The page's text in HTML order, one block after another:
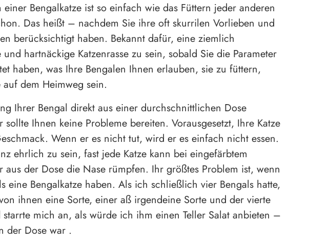
einer Bengalkatze ist so einfach wie das Füttern jeder anderen
Das heißt – nachdem Sie ihre oft skurrilen Vorlieben und
berücksichtigt haben. Bekannt dafür, eine ziemlich
hartnäckige Katzenrasse zu sein, sobald Sie die Parameter
haben, was Ihre Bengalen Ihnen erlauben, sie zu füttern,
dem Heimweg sein.
Ihrer Bengal direkt aus einer durchschnittlichen Dose
sollte Ihnen keine Probleme bereiten. Vorausgesetzt, Ihre Katze
Wenn er es nicht tut, wird er es einfach nicht essen.
ehrlich zu sein, fast jede Katze kann bei eingefärbtem
aus der Dose die Nase rümpfen. Ihr größtes Problem ist, wenn
eine Bengalkatze haben. Als ich schließlich vier Bengals hatte,
ihnen eine Sorte, einer aß irgendeine Sorte und der vierte
starrte mich an, als würde ich ihm einen Teller Salat anbieten –
der Dose war .